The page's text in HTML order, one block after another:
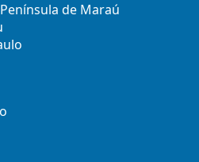
de Maraú